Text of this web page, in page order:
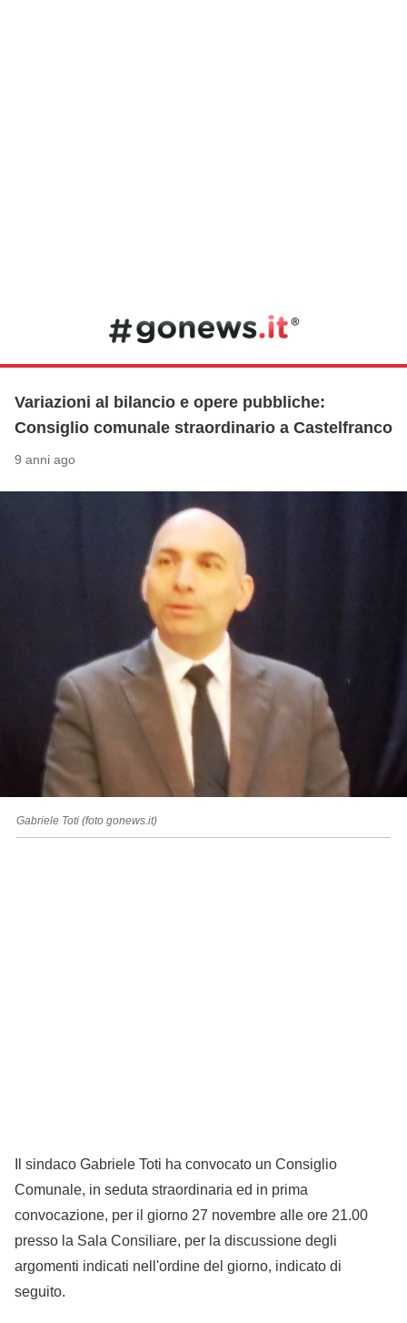
Variazioni al bilancio e opere pubbliche:
Consiglio comunale straordinario a Castelfranco
9 anni ago
Gabriele Toti (foto gonews.it)
Il sindaco Gabriele Toti ha convocato un Consiglio
Comunale, in seduta straordinaria ed in prima
convocazione, per il giorno 27 novembre alle ore 21.00
presso la Sala Consiliare, per la discussione degli
argomenti indicati nell'ordine del giorno, indicato di
seguito.